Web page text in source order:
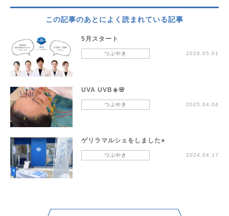
この記事のあとによく読まれている記事
5月スタート
つぶやき 2026.05.01
UVA UVB☀️🌸
つぶやき 2025.04.04
ゲリラマルシェをしました⭐︎
つぶやき 2024.04.17